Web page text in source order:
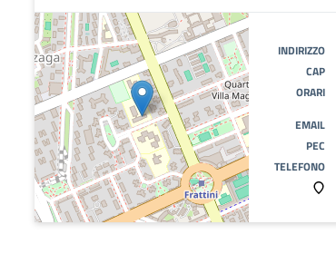
INDIRIZZO
CAP
ORARI
EMAIL
PEC
TELEFONO